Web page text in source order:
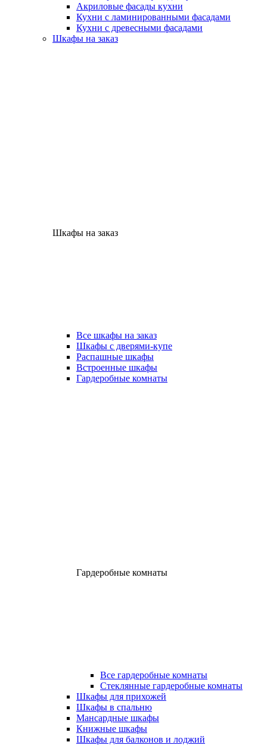
Акриловые фасады кухни
Кухни с ламинированными фасадами
Кухни с древесными фасадами
Шкафы на заказ
Шкафы на заказ
Все шкафы на заказ
Шкафы с дверями-купе
Распашные шкафы
Встроенные шкафы
Гардеробные комнаты
Гардеробные комнаты
Все гардеробные комнаты
Стеклянные гардеробные комнаты
Шкафы для прихожей
Шкафы в спальню
Мансардные шкафы
Книжные шкафы
Шкафы для балконов и лоджий